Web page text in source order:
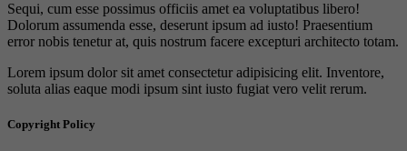
Sequi, cum esse possimus officiis amet ea voluptatibus libero!
Dolorum assumenda esse, deserunt ipsum ad iusto! Praesentium
error nobis tenetur at, quis nostrum facere excepturi architecto totam.
Lorem ipsum dolor sit amet consectetur adipisicing elit. Inventore,
soluta alias eaque modi ipsum sint iusto fugiat vero velit rerum.
Copyright Policy